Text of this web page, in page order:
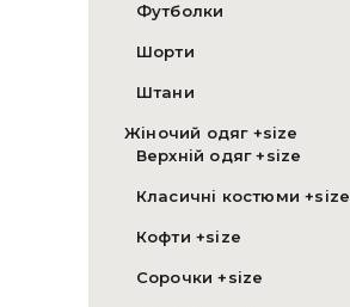
Футболки
Шорти
Штани
Жіночий одяг +size
Верхній одяг +size
Класичні костюми +size
Кофти +size
Сорочки +size